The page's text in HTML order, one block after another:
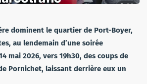
dominent le quartier de Port-Boyer,
au lendemain d’une soirée
mai 2026, vers 19h30, des coups de
Pornichet, laissant derrière eux un